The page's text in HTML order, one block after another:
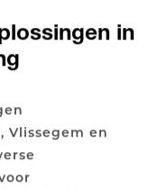
in
Vlissegem en